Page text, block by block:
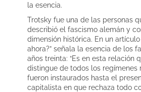
la esencia.
Trotsky fue una de las personas
describió el fascismo alemán y
dimensión histórica. En un artículo
ahora?” señala la esencia de los
años treinta: “Es en esta relación
distingue de todos los regímenes
fueron instaurados hasta el
capitalista en que rechaza todo